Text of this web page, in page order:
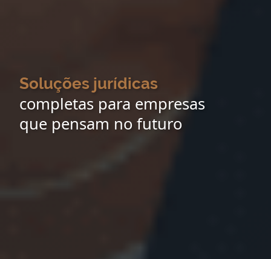
Soluções jurídicas
completas para empresas
que pensam no futuro